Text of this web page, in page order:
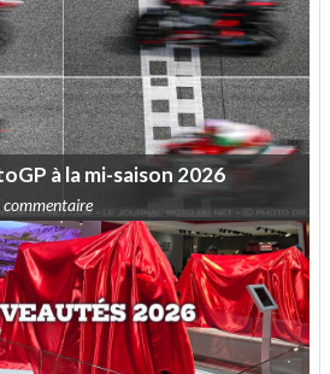
àlami-saison 2026
commentaire